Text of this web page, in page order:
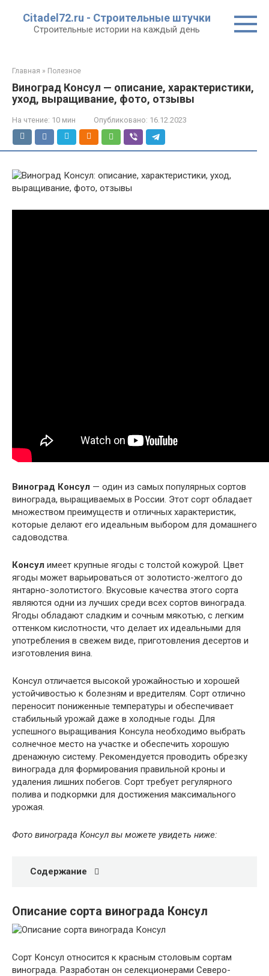
контенту
Citadel72.ru - Строительные штучки
Строительные истории на каждый день
Главная » Полезное
Виноград Консул — описание, характеристики,
уход, выращивание, фото, отзывы
На чтение: 10 мин Опубликовано: 16.12.2023
Виноград Консул — один из самых популярных сортов
винограда, выращиваемых в России. Этот сорт обладает
множеством преимуществ и отличных характеристик,
которые делают его идеальным выбором для домашнего
садоводства.
Консул имеет крупные ягоды с толстой кожурой. Цвет
ягоды может варьироваться от золотисто-желтого до
янтарно-золотистого. Вкусовые качества этого сорта
являются одни из лучших среди всех сортов винограда.
Ягоды обладают сладким и сочным мякотью, с легким
оттенком кислотности, что делает их идеальными для
употребления в свежем виде, приготовления десертов и
изготовления вина.
Консул отличается высокой урожайностью и хорошей
устойчивостью к болезням и вредителям. Сорт отлично
переносит пониженные температуры и обеспечивает
стабильный урожай даже в холодные годы. Для
успешного выращивания Консула необходимо выбрать
солнечное место на участке и обеспечить хорошую
дренажную систему. Рекомендуется проводить обрезку
винограда для формирования правильной кроны и
удаления лишних побегов. Сорт требует регулярного
полива и подкормки для достижения максимального
урожая.
Фото винограда Консул вы можете увидеть ниже:
Содержание
Описание сорта винограда Консул
Сорт Консул относится к красным столовым сортам
винограда. Разработан он селекционерами Северо-